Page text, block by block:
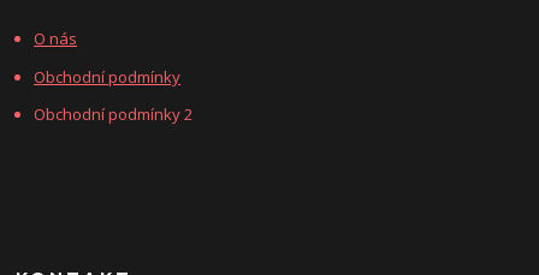
O nás
Obchodní podmínky
Obchodní podmínky 2